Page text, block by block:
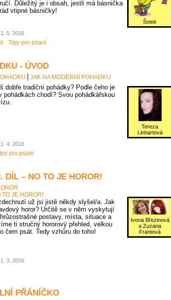
Šotek
Důležitý je i obsah, jestli má básnička
vtipné básničky!
1. 5. 2016
Tipy pro psaní
- ÚVOD
JAK NA MODERNÍ POHÁDKU
Tereza
Linhartová
tradiční pohádky? Podle čeho je
pohádkách chodí? Svou pohádkářskou
1. 4. 2016
pro psaní
DÍL – NO TO JE HOROR!
JE HOROR!
Ivona Březinová
a Zuzana
Frantová
už jsi jistě někdy slyšel/a. Jak
horor? Určitě se v něm vyskytují
postavy, místa, situace a
ti stručný hororový přehled, velkou
čem psát. Tedy vzhůru do toho!
1. 3. 2016
PŘÁNÍČKO